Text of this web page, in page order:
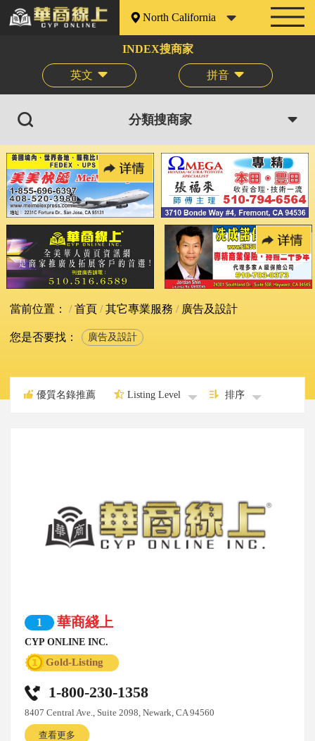
North California
INDEX搜商家
英文 拼音
分類搜商家
當前位置： 首頁 其它專業服務 廣告及設計
您是否要找： 廣告及設計
優質名錄推薦 Listing Level 排序
1 華商綫上
CYP ONLINE INC.
Gold-Listing
1-800-230-1358
8407 Central Ave., Suite 2098, Newark, CA 94560
查看更多